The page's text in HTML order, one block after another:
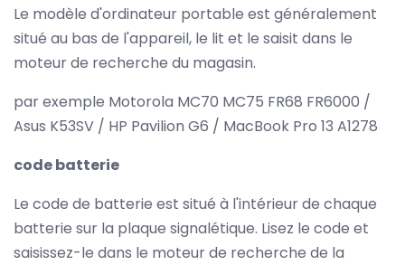
Le modèle d'ordinateur portable est généralement
situé au bas de l'appareil, le lit et le saisit dans le
moteur de recherche du magasin.
par exemple Motorola MC70 MC75 FR68 FR6000 /
Asus K53SV / HP Pavilion G6 / MacBook Pro 13 A1278
code batterie
Le code de batterie est situé à l'intérieur de chaque
batterie sur la plaque signalétique. Lisez le code et
saisissez-le dans le moteur de recherche de la